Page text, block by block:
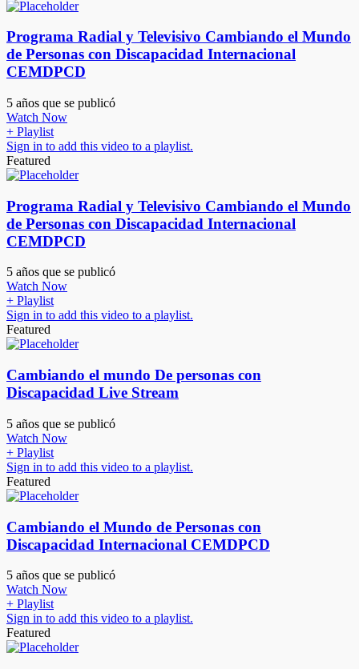
Programa Radial y Televisivo Cambiando el Mundo
de Personas con Discapacidad Internacional
CEMDPCD
5 años que se publicó
Watch Now
+ Playlist
Sign in to add this video to a playlist.
Featured
Programa Radial y Televisivo Cambiando el Mundo
de Personas con Discapacidad Internacional
CEMDPCD
5 años que se publicó
Watch Now
+ Playlist
Sign in to add this video to a playlist.
Featured
Cambiando el mundo De personas con
Discapacidad Live Stream
5 años que se publicó
Watch Now
+ Playlist
Sign in to add this video to a playlist.
Featured
Cambiando el Mundo de Personas con
Discapacidad Internacional CEMDPCD
5 años que se publicó
Watch Now
+ Playlist
Sign in to add this video to a playlist.
Featured